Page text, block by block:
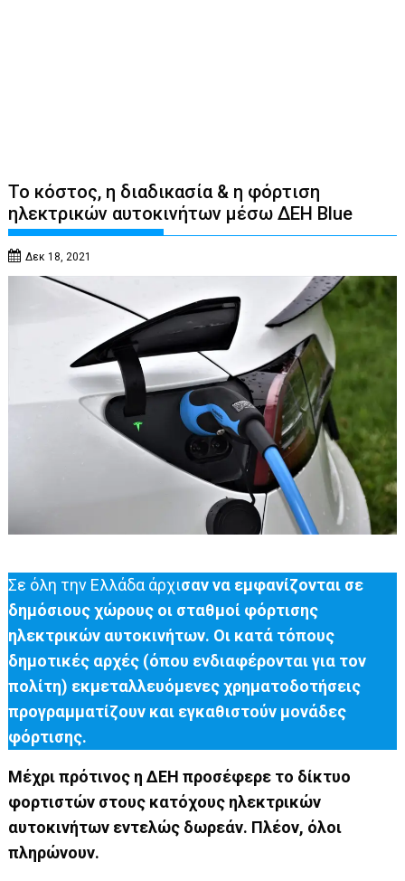
Το κόστος, η διαδικασία & η φόρτιση
ηλεκτρικών αυτοκινήτων μέσω ΔΕΗ Blue
Δεκ 18, 2021
Σε όλη την Ελλάδα άρχισαν να εμφανίζονται σε
δημόσιους χώρους οι σταθμοί φόρτισης
ηλεκτρικών αυτοκινήτων. Οι κατά τόπους
δημοτικές αρχές (όπου ενδιαφέρονται για τον
πολίτη) εκμεταλλευόμενες χρηματοδοτήσεις
προγραμματίζουν και εγκαθιστούν μονάδες
φόρτισης.
Μέχρι πρότινος η ΔΕΗ προσέφερε το δίκτυο
φορτιστών στους κατόχους ηλεκτρικών
αυτοκινήτων εντελώς δωρεάν. Πλέον, όλοι
πληρώνουν.